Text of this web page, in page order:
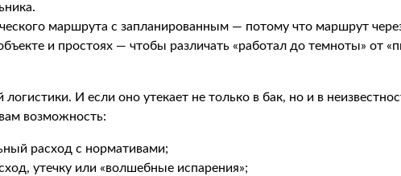
маршрута с запланированным — потому что маршрут
и простоях — чтобы различать «работал до темноты» от
И если оно утекает не только в бак, но и в
возможность:
расход с нормативами;
утечку или «волшебные испарения»;